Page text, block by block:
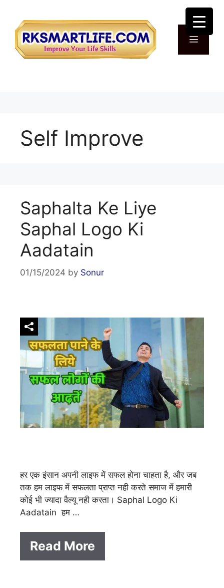
content
Self Improve
Saphalta Ke Liye
Saphal Logo Ki
Aadatain
01/15/2024 by Sonur
हर एक इंसान अपनी लाइफ में सफल होना चाहता है, और जब
तक हम लाइफ में सफलता प्राप्त नही करते समाज में हमारी
कोई भी ज्यादा वैल्यू नही करता। Saphal Logo Ki
Aadatain हम …
Read More